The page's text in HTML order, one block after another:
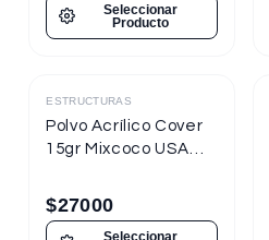
Seleccionar
Producto
Destacado
ESTRUCTURAS
Polvo Acrílico Cover
15gr Mixcoco USA
$27000
Seleccionar